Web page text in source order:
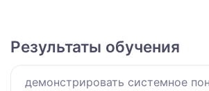
Результаты обучения
демонстрировать системное